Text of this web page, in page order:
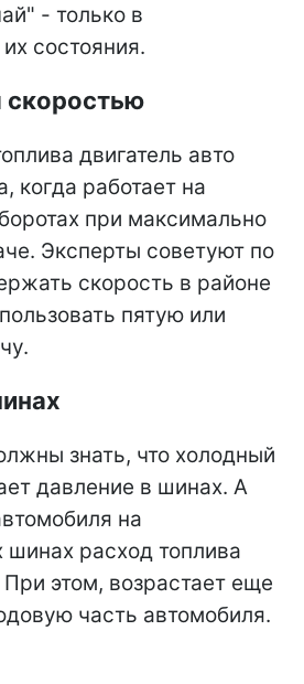
- только в
состояния.
скоростью
двигатель авто
когда работает на
при максимально
Эксперты советуют по
скорость в районе
пятую или
знать, что холодный
давление в шинах. А
на
расход топлива
этом, возрастает еще
часть автомобиля.